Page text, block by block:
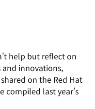
help but reflect on
innovations,
on the Red Hat
compiled last year’s